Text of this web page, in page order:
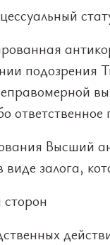
подозрения
ответственное
Высший
виде залога,